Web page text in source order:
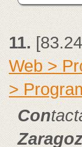
11.
Web >
>
Con